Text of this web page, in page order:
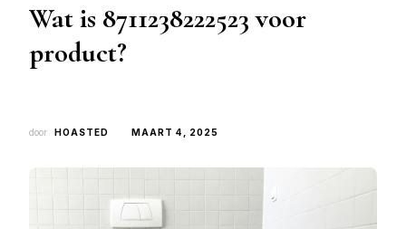
Wat is 8711238222523 voor
product?
door HOASTED MAART 4, 2025